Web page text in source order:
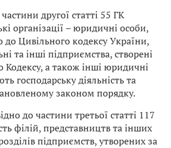
другої статті 55 ГК
організації – юридичні особи,
до Цивільного кодексу України,
та інші підприємства, створені
Кодексу, а також інші юридичні
господарську діяльність та
законом порядку.
до частини третьої статті 117
філій, представництв та інших
підприємств, утворених за